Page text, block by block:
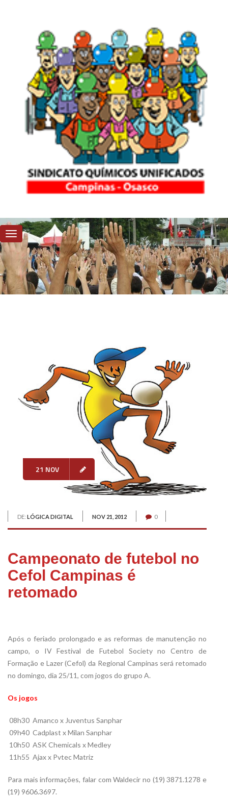
21 NOV
DE: LÓGICA DIGITAL NOV 21, 2012 0
Campeonato de futebol no
Cefol Campinas é
retomado
Após o feriado prolongado e as reformas de manutenção no
campo, o IV Festival de Futebol Society no Centro de
Formação e Lazer (Cefol) da Regional Campinas será retomado
no domingo, dia 25/11, com jogos do grupo A.
Os jogos
08h30  Amanco x Juventus Sanphar
09h40  Cadplast x Milan Sanphar
10h50  ASK Chemicals x Medley
11h55  Ajax x Pvtec Matriz
Para mais informações, falar com Waldecir no (19) 3871.1278 e
(19) 9606.3697.